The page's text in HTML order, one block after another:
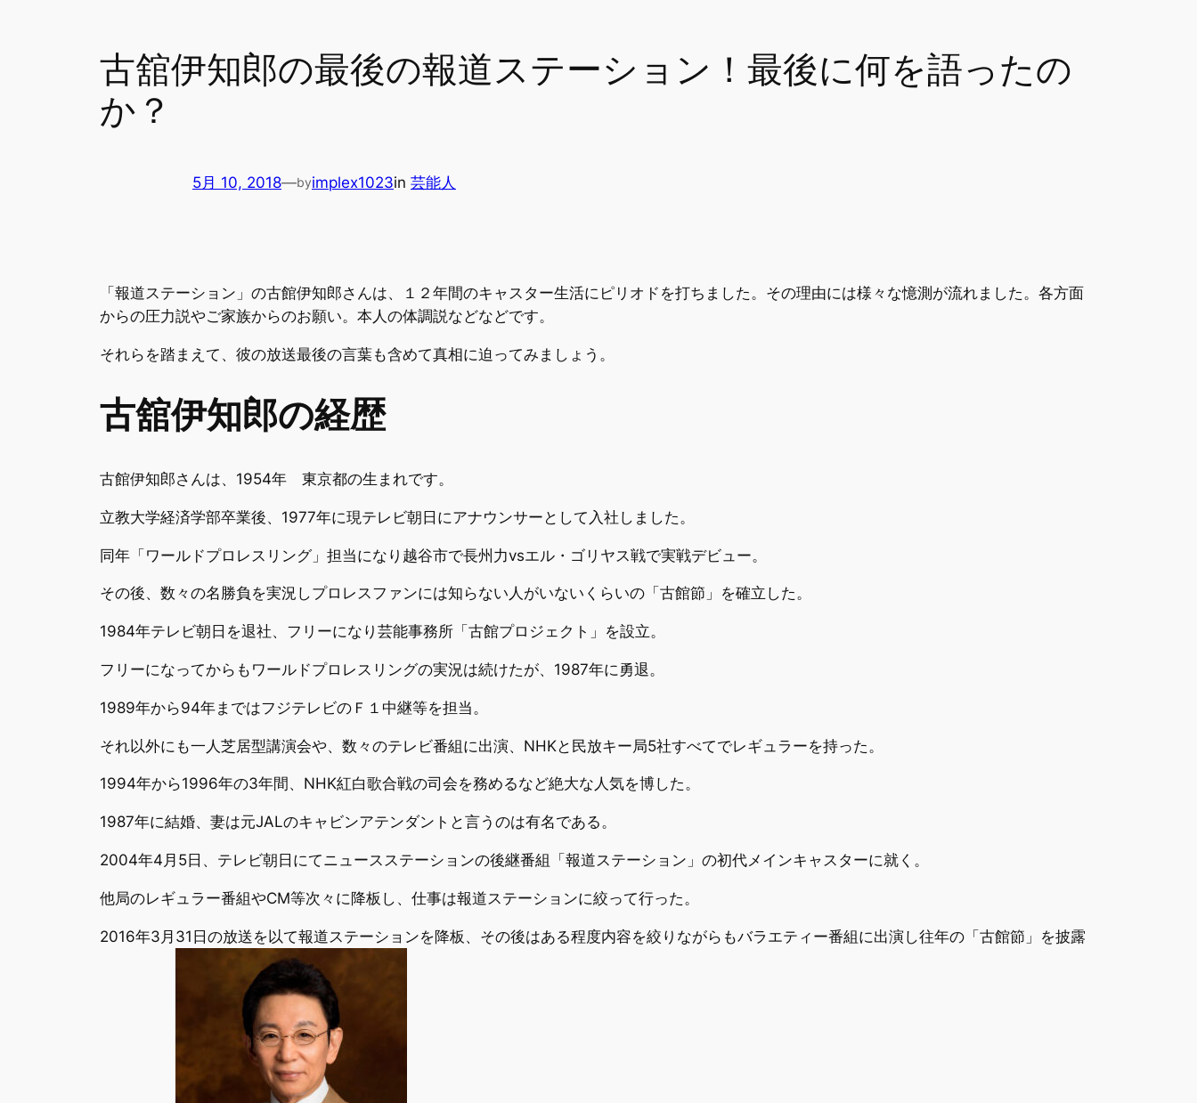
古舘伊知郎の最後の報道ステーション！最後に何を語ったの
か？
5月 10, 2018—byimplex1023in 芸能人
「報道ステーション」の古館伊知郎さんは、１２年間のキャスター生活にピリオドを打ちました。その理由には様々な憶測が流れました。各方面
からの圧力説やご家族からのお願い。本人の体調説などなどです。
それらを踏まえて、彼の放送最後の言葉も含めて真相に迫ってみましょう。
古舘伊知郎の経歴
古館伊知郎さんは、1954年 東京都の生まれです。
立教大学経済学部卒業後、1977年に現テレビ朝日にアナウンサーとして入社しました。
同年「ワールドプロレスリング」担当になり越谷市で長州力vsエル・ゴリヤス戦で実戦デビュー。
その後、数々の名勝負を実況しプロレスファンには知らない人がいないくらいの「古館節」を確立した。
1984年テレビ朝日を退社、フリーになり芸能事務所「古館プロジェクト」を設立。
フリーになってからもワールドプロレスリングの実況は続けたが、1987年に勇退。
1989年から94年まではフジテレビのＦ１中継等を担当。
それ以外にも一人芝居型講演会や、数々のテレビ番組に出演、NHKと民放キー局5社すべてでレギュラーを持った。
1994年から1996年の3年間、NHK紅白歌合戦の司会を務めるなど絶大な人気を博した。
1987年に結婚、妻は元JALのキャビンアテンダントと言うのは有名である。
2004年4月5日、テレビ朝日にてニュースステーションの後継番組「報道ステーション」の初代メインキャスターに就く。
他局のレギュラー番組やCM等次々に降板し、仕事は報道ステーションに絞って行った。
2016年3月31日の放送を以て報道ステーションを降板、その後はある程度内容を絞りながらもバラエティー番組に出演し往年の「古館節」を披露